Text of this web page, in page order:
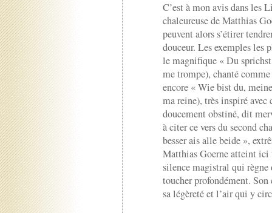
C’est à mon avis dans les
chaleureuse de Matthias
peuvent alors s’étirer
douceur. Les exemples les
le magnifique « Du
me trompe), chanté
encore « Wie bist du,
ma reine), très inspiré
doucement obstiné, dit
à citer ce vers du second
besser ais alle beide »,
Matthias Goerne atteint ici
silence magistral qui
toucher profondément.
sa légèreté et l’air qui y